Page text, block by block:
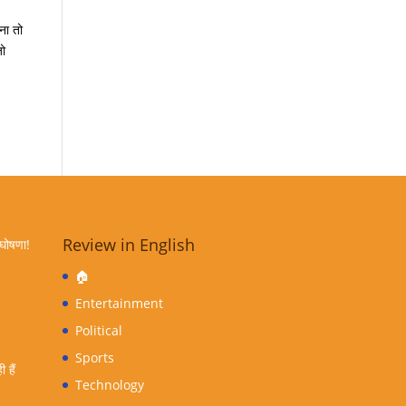
तो
हैं
Review in English
🏠
Entertainment
Political
Sports
Technology